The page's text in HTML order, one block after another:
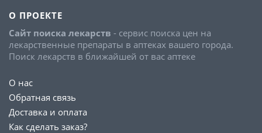
О ПРОЕКТЕ
Сайт поиска лекарств - сервис поиска цен на
лекарственные препараты в аптеках вашего города.
Поиск лекарств в ближайшей от вас аптеке
О нас
Обратная связь
Доставка и оплата
Как сделать заказ?